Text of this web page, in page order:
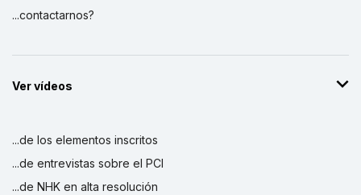
...contactarnos?
Ver vídeos
...de los elementos inscritos
...de entrevistas sobre el PCI
...de NHK en alta resolución